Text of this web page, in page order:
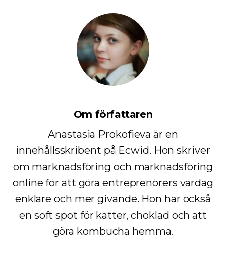
Om författaren
Anastasia Prokofieva är en
innehållsskribent på Ecwid. Hon skriver
om marknadsföring och marknadsföring
online för att göra entreprenörers vardag
enklare och mer givande. Hon har också
en soft spot för katter, choklad och att
göra kombucha hemma.